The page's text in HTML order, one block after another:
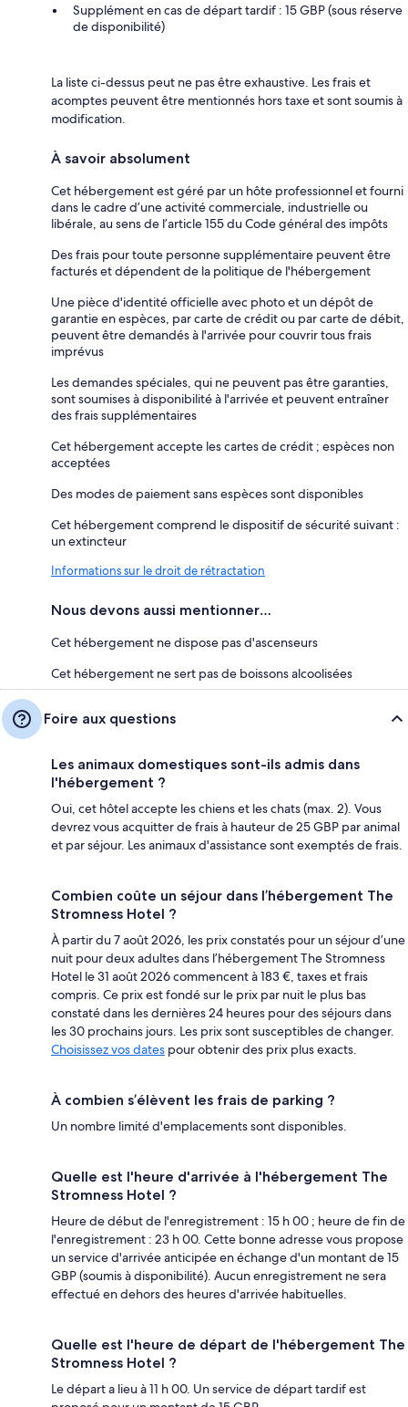
Supplément en cas de départ tardif : 15 GBP (sous réserve
de disponibilité)
La liste ci-dessus peut ne pas être exhaustive. Les frais et
acomptes peuvent être mentionnés hors taxe et sont soumis à
modification.
À savoir absolument
Cet hébergement est géré par un hôte professionnel et fourni
dans le cadre d’une activité commerciale, industrielle ou
libérale, au sens de l’article 155 du Code général des impôts
Des frais pour toute personne supplémentaire peuvent être
facturés et dépendent de la politique de l'hébergement
Une pièce d'identité officielle avec photo et un dépôt de
garantie en espèces, par carte de crédit ou par carte de débit,
peuvent être demandés à l'arrivée pour couvrir tous frais
imprévus
Les demandes spéciales, qui ne peuvent pas être garanties,
sont soumises à disponibilité à l'arrivée et peuvent entraîner
des frais supplémentaires
Cet hébergement accepte les cartes de crédit ; espèces non
acceptées
Des modes de paiement sans espèces sont disponibles
Cet hébergement comprend le dispositif de sécurité suivant :
un extincteur
Informations sur le droit de rétractation
Nous devons aussi mentionner…
Cet hébergement ne dispose pas d'ascenseurs
Cet hébergement ne sert pas de boissons alcoolisées
Foire aux questions
Les animaux domestiques sont-ils admis dans
l'hébergement ?
Oui, cet hôtel accepte les chiens et les chats (max. 2). Vous
devrez vous acquitter de frais à hauteur de 25 GBP par animal
et par séjour. Les animaux d'assistance sont exemptés de frais.
Combien coûte un séjour dans l’hébergement The
Stromness Hotel ?
À partir du 7 août 2026, les prix constatés pour un séjour d’une
nuit pour deux adultes dans l’hébergement The Stromness
Hotel le 31 août 2026 commencent à 183 €, taxes et frais
compris. Ce prix est fondé sur le prix par nuit le plus bas
constaté dans les dernières 24 heures pour des séjours dans
les 30 prochains jours. Les prix sont susceptibles de changer.
Choisissez vos dates pour obtenir des prix plus exacts.
À combien s’élèvent les frais de parking ?
Un nombre limité d'emplacements sont disponibles.
Quelle est l'heure d'arrivée à l'hébergement The
Stromness Hotel ?
Heure de début de l'enregistrement : 15 h 00 ; heure de fin de
l'enregistrement : 23 h 00. Cette bonne adresse vous propose
un service d'arrivée anticipée en échange d'un montant de 15
GBP (soumis à disponibilité). Aucun enregistrement ne sera
effectué en dehors des heures d'arrivée habituelles.
Quelle est l'heure de départ de l'hébergement The
Stromness Hotel ?
Le départ a lieu à 11 h 00. Un service de départ tardif est